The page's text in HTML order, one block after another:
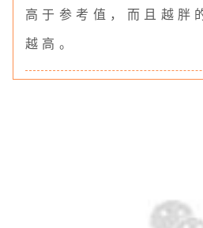
高于参考值，而且越胖
越高。